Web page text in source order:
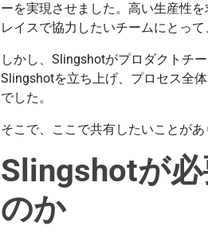
ーを実現させました。高い生産性
レイスで協力したいチームにとっ
しかし、Slingshotがプロダクトチ
Slingshotを立ち上げ、プロセス全
でした。
そこで、ここで共有したいことがあ
Slingshotが
のか